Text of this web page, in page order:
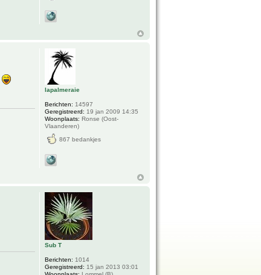
lapalmeraie
Berichten: 14597
Geregistreerd: 19 jan 2009 14:35
Woonplaats: Ronse (Oost-
Vlaanderen)
867 bedankjes
Sub T
Berichten: 1014
Geregistreerd: 15 jan 2013 03:01